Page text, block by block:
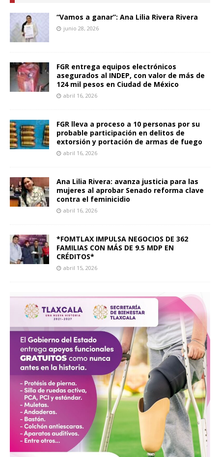
“Vamos a ganar”: Ana Lilia Rivera Rivera
junio 28, 2026
FGR entrega equipos electrónicos
asegurados al INDEP, con valor de más de
124 mil pesos en Ciudad de México
abril 16, 2026
FGR lleva a proceso a 10 personas por su
probable participación en delitos de
extorsión y portación de armas de fuego
abril 16, 2026
Ana Lilia Rivera: avanza justicia para las
mujeres al aprobar Senado reforma clave
contra el feminicidio
abril 16, 2026
*FOMTLAX IMPULSA NEGOCIOS DE 362
FAMILIAS CON MÁS DE 9.5 MDP EN
CRÉDITOS*
abril 15, 2026